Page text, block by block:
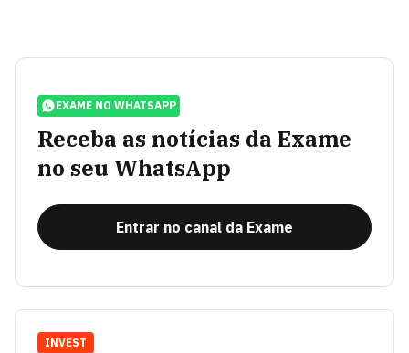
EXAME NO WHATSAPP
Receba as notícias da Exame
no seu WhatsApp
Entrar no canal da Exame
INVEST